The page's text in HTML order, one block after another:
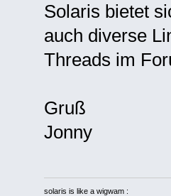
Solaris bietet
auch diverse
Threads im
Gruß
Jonny
solaris is like a wigwam :